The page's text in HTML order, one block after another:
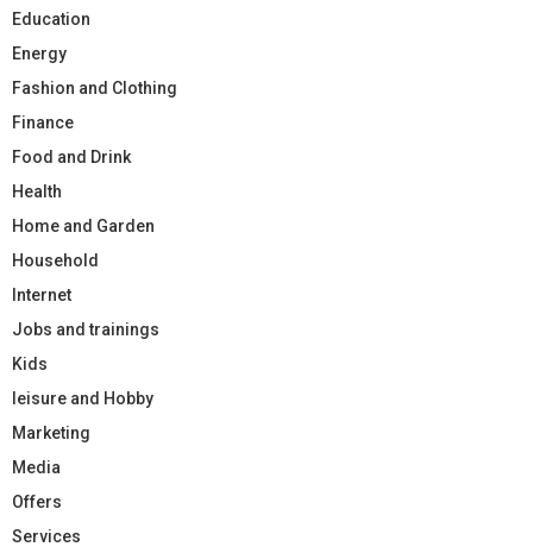
Education
Energy
Fashion and Clothing
Finance
Food and Drink
Health
Home and Garden
Household
Internet
Jobs and trainings
Kids
leisure and Hobby
Marketing
Media
Offers
Services